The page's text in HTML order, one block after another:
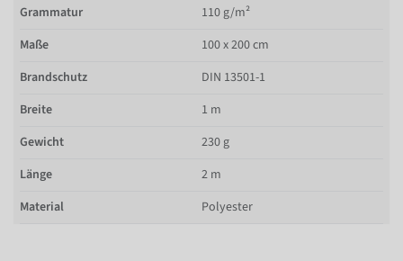
Grammatur
110 g/m²
Maße
100 x 200 cm
Brandschutz
DIN 13501-1
Breite
1 m
Gewicht
230 g
Länge
2 m
Material
Polyester